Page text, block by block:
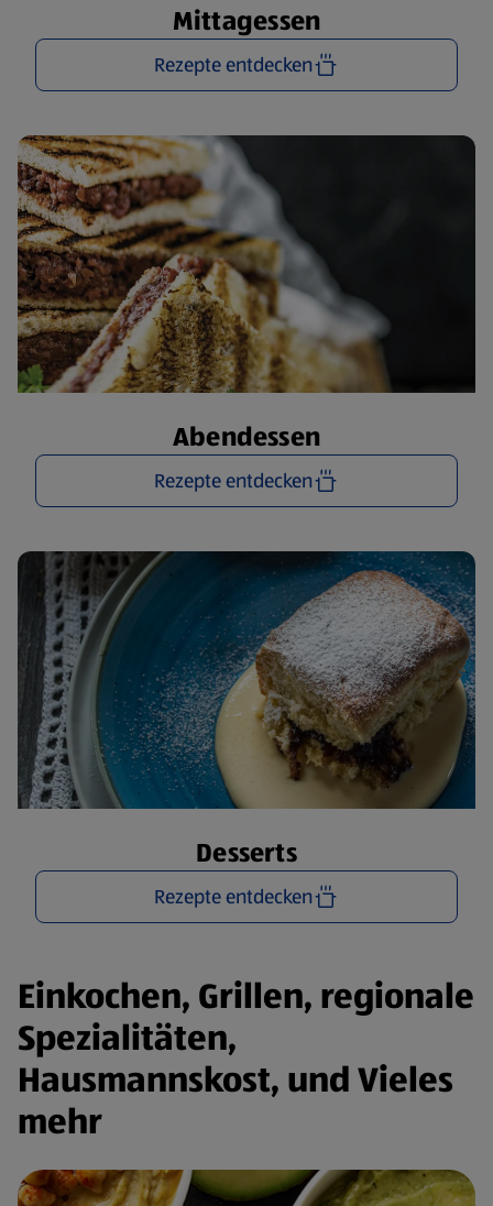
Mittagessen
Rezepte entdecken
Abendessen
Rezepte entdecken
Desserts
Rezepte entdecken
Einkochen, Grillen, regionale
Spezialitäten,
Hausmannskost, und Vieles
mehr